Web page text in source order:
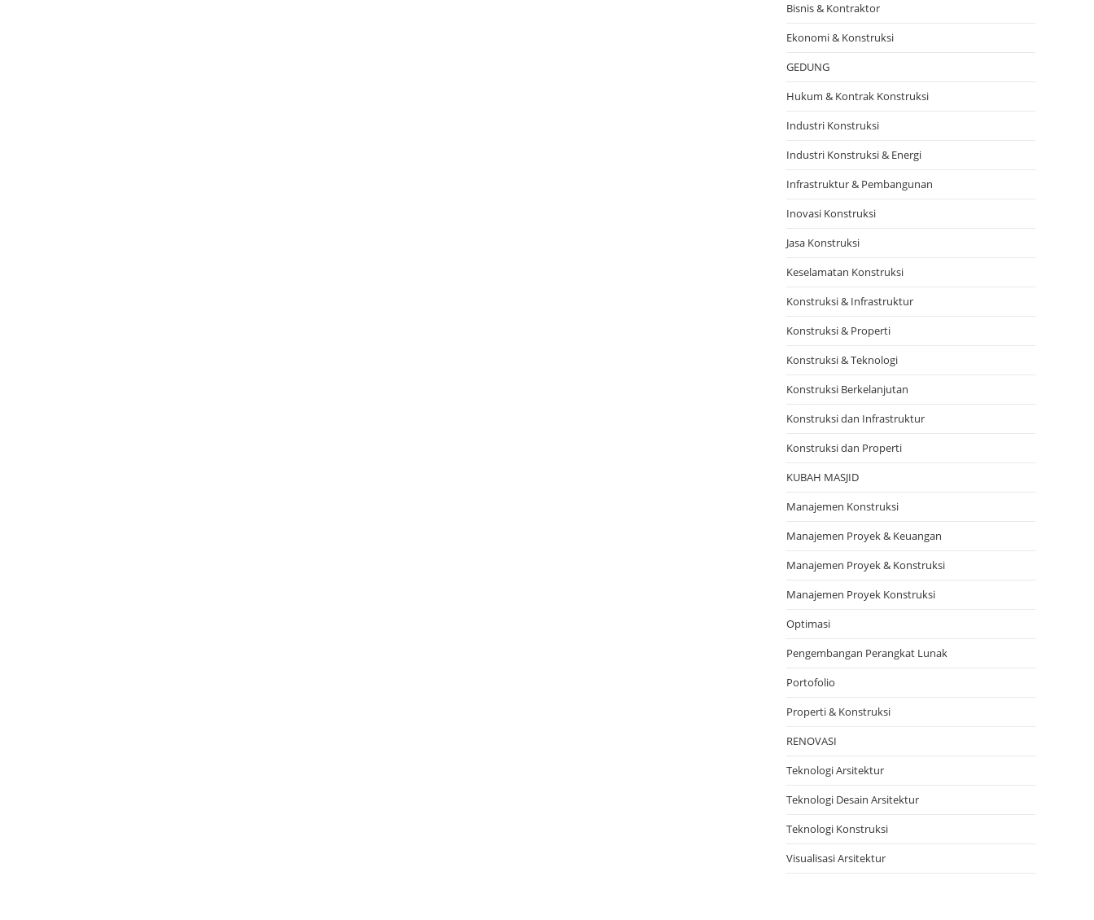
Bisnis & Kontraktor
Ekonomi & Konstruksi
GEDUNG
Hukum & Kontrak Konstruksi
Industri Konstruksi
Industri Konstruksi & Energi
Infrastruktur & Pembangunan
Inovasi Konstruksi
Jasa Konstruksi
Keselamatan Konstruksi
Konstruksi & Infrastruktur
Konstruksi & Properti
Konstruksi & Teknologi
Konstruksi Berkelanjutan
Konstruksi dan Infrastruktur
Konstruksi dan Properti
KUBAH MASJID
Manajemen Konstruksi
Manajemen Proyek & Keuangan
Manajemen Proyek & Konstruksi
Manajemen Proyek Konstruksi
Optimasi
Pengembangan Perangkat Lunak
Portofolio
Properti & Konstruksi
RENOVASI
Teknologi Arsitektur
Teknologi Desain Arsitektur
Teknologi Konstruksi
Visualisasi Arsitektur